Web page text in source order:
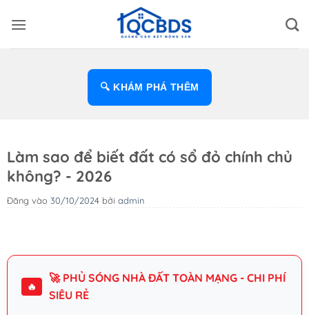
qua
🔍 KHÁM PHÁ THÊM
Làm sao để biết đất có sổ đỏ chính chủ
không? - 2026
Đăng vào 30/10/2024 bởi admin
🔥
🚀 PHỦ SÓNG NHÀ ĐẤT TOÀN MẠNG - CHI PHÍ
SIÊU RẺ